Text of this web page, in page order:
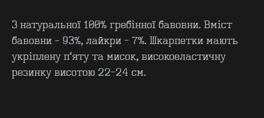
З натуральної 100% гребінної бавовни. Вміст
бавовни – 93%, лайкри - 7%. Шкарпетки мають
укріплену п’яту та мисок, високоеластичну
резинку висотою 22-24 см.